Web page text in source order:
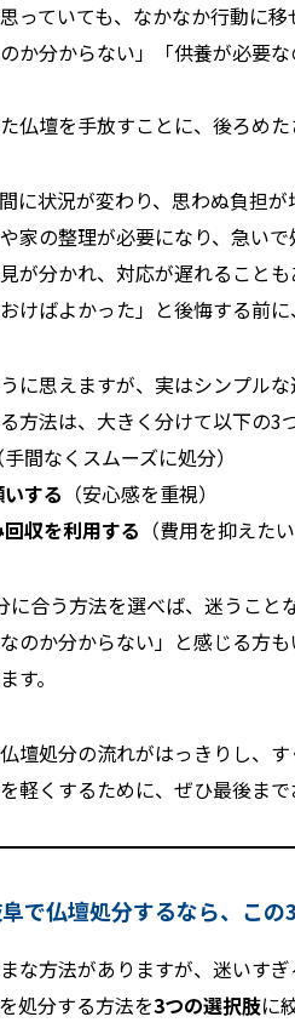
っていても、なかなか行動に
のか分からない」「供養が必要
仏壇を手放すことに、後ろめた
に状況が変わり、思わぬ負担が
家の整理が必要になり、急い
が分かれ、対応が遅れることも
けばよかった」と後悔する前
に思えますが、実はシンプルな
方法は、大きく分けて以下の3つ
（手間なくスムーズに処分）
する （安心感を重視）
収を利用する （費用を抑えた
に合う方法を選べば、迷うこと
なのか分からない」と感じる方
す。
壇処分の流れがはっきりし、す
軽くするために、ぜひ最後まで
で仏壇処分するなら、こ
な方法がありますが、迷いすぎ
処分する方法を3つの選択肢に